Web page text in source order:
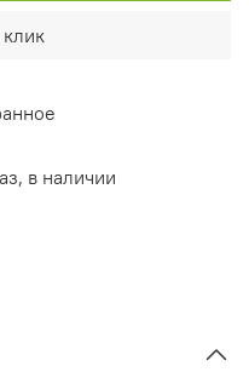
клик
в наличии